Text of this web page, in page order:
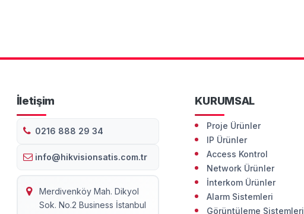
İletişim
0216 888 29 34
info@hikvisionsatis.com.tr
Merdivenköy Mah. Dikyol
Sok. No.2 Business İstanbul
KURUMSAL
Proje Ürünler
IP Ürünler
Access Kontrol
Network Ürünler
İnterkom Ürünler
Alarm Sistemleri
Görüntüleme Sistemleri